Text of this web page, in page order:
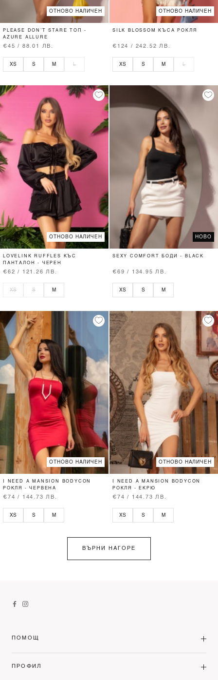
ОТНОВО НАЛИЧЕН
PLEASE DON’T STARE ТОП -
AZURE ALLURE
€45 / 88.01 ЛВ.
XS S M L
ОТНОВО НАЛИЧЕН
SILK BLOSSOM КЪСА РОКЛЯ
€124 / 242.52 ЛВ.
XS S M L
ОТНОВО НАЛИЧЕН
LOVELINK RUFFLES КЪС
ПАНТАЛОН - ЧЕРЕН
€62 / 121.26 ЛВ.
XS S M
НОВО
SEXY COMFORT БОДИ - BLACK
€69 / 134.95 ЛВ.
XS S M
ОТНОВО НАЛИЧЕН
I NEED A MANSION BODYCON
РОКЛЯ - ЧЕРВЕНА
€74 / 144.73 ЛВ.
XS S M
ОТНОВО НАЛИЧЕН
I NEED A MANSION BODYCON
РОКЛЯ - ЕКРЮ
€74 / 144.73 ЛВ.
XS S M
ВЪРНИ НАГОРЕ
ПОМОЩ
ПРОФИЛ